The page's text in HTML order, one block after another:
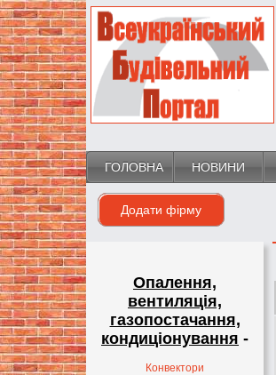
ГОЛОВНА НОВИНИ
Додати фірму
Опалення,
вентиляція,
газопостачання,
кондиціонування -
Конвектори